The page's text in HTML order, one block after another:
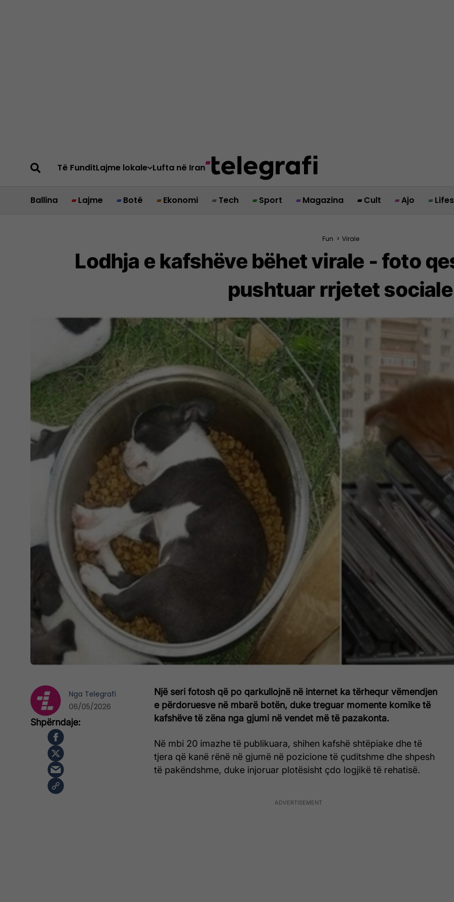
Të FunditLajme lokale Lufta në Iran
Ballina Lajme Botë Ekonomi Tech Sport Magazina Cult Ajo
Fun > Virale
Lodhja e kafshëve bëhet virale - foto
pushtuar rrjetet sociale
Një seri fotosh që po qarkullojnë në internet ka tërhequr vëmendjen
e përdoruesve në mbarë botën, duke treguar momente komike të
kafshëve të zëna nga gjumi në vendet më të pazakonta.
Në mbi 20 imazhe të publikuara, shihen kafshë shtëpiake dhe të
tjera që kanë rënë në gjumë në pozicione të çuditshme dhe shpesh
të pakëndshme, duke injoruar plotësisht çdo logjikë të rehatisë.
Nga Telegrafi
06/05/2026